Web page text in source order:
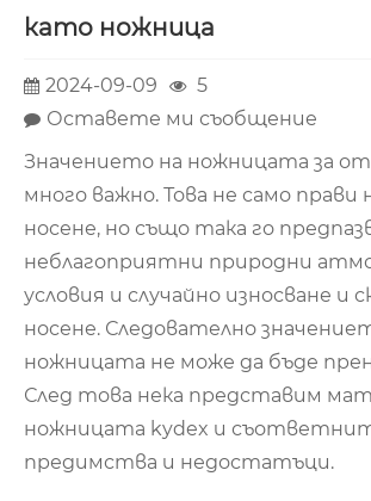
като ножница
2024-09-09
5
Оставете ми съобщение
Значението на ножницата за
много важно. Това не само прави
носене, но също така го
неблагоприятни природни
условия и случайно износване и
носене. Следователно
ножницата не може да бъде
След това нека представим
ножницата kydex и
предимства и недостатъци.